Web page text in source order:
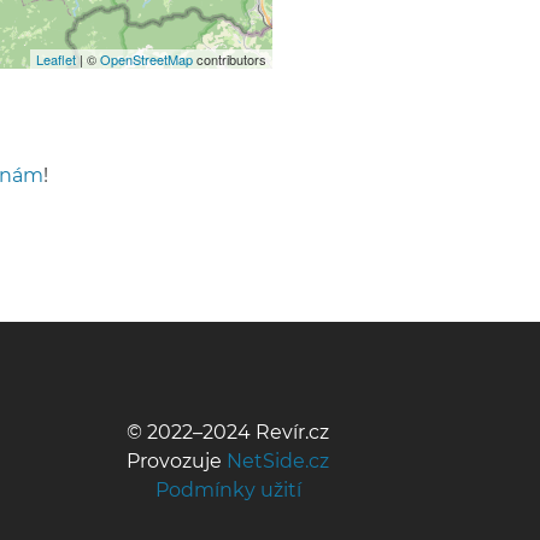
Leaflet| ©OpenStreetMapcontributors
!
© 2022–2024 Revír.cz
Provozuje NetSide.cz
Podmínky užití